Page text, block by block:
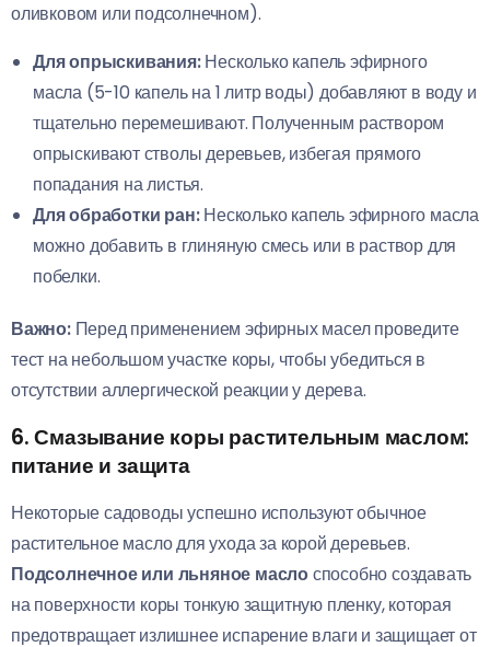
оливковом или подсолнечном).
Для опрыскивания:Несколько капель эфирного
масла (5-10 капель на 1 литр воды) добавляют в воду и
тщательно перемешивают. Полученным раствором
опрыскивают стволы деревьев, избегая прямого
попадания на листья.
Для обработки ран:Несколько капель эфирного масла
можно добавить в глиняную смесь или в раствор для
побелки.
Важно:Перед применением эфирных масел проведите
тест на небольшом участке коры, чтобы убедиться в
отсутствии аллергической реакции у дерева.
6. Смазывание коры растительным маслом:
питание и защита
Некоторые садоводы успешно используют обычное
растительное масло для ухода за корой деревьев.
Подсолнечное или льняное маслоспособно создавать
на поверхности коры тонкую защитную пленку, которая
предотвращает излишнее испарение влаги и защищает от